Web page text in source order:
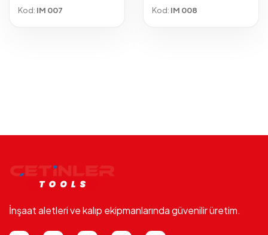
Kod: IM 007 Kod: IM 008
İnşaat aletleri ve kalıp ekipmanlarında güvenilir üretim.